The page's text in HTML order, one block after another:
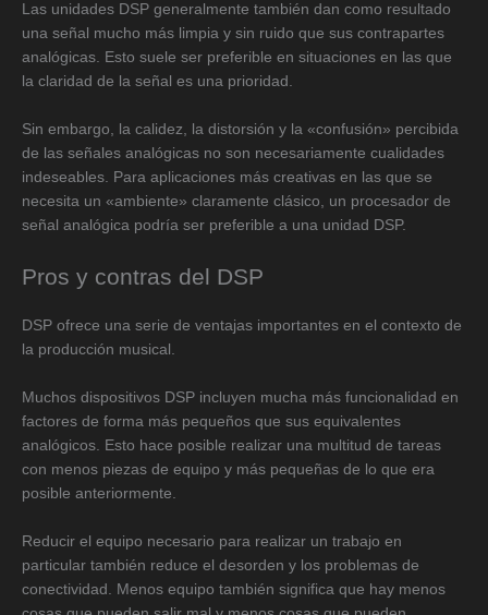
Las unidades DSP generalmente también dan como resultado
una señal mucho más limpia y sin ruido que sus contrapartes
analógicas. Esto suele ser preferible en situaciones en las que
la claridad de la señal es una prioridad.
Sin embargo, la calidez, la distorsión y la «confusión» percibida
de las señales analógicas no son necesariamente cualidades
indeseables. Para aplicaciones más creativas en las que se
necesita un «ambiente» claramente clásico, un procesador de
señal analógica podría ser preferible a una unidad DSP.
Pros y contras del DSP
DSP ofrece una serie de ventajas importantes en el contexto de
la producción musical.
Muchos dispositivos DSP incluyen mucha más funcionalidad en
factores de forma más pequeños que sus equivalentes
analógicos. Esto hace posible realizar una multitud de tareas
con menos piezas de equipo y más pequeñas de lo que era
posible anteriormente.
Reducir el equipo necesario para realizar un trabajo en
particular también reduce el desorden y los problemas de
conectividad. Menos equipo también significa que hay menos